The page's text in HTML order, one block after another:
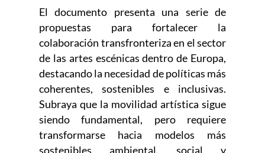
El documento presenta una serie de
propuestas para fortalecer la
colaboración transfronteriza en el sector
de las artes escénicas dentro de Europa,
destacando la necesidad de políticas más
coherentes, sostenibles e inclusivas.
Subraya que la movilidad artística sigue
siendo fundamental, pero requiere
transformarse hacia modelos más
sostenibles ambiental, social y